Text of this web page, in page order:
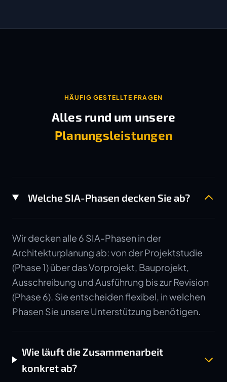
HÄUFIG GESTELLTE FRAGEN
Alles rund um unsere
Planungsleistungen
Welche SIA-Phasen decken Sie ab?
Wir decken alle 6 SIA-Phasen in der
Architekturplanung ab: von der Projektstudie
(Phase 1) über das Vorprojekt, Bauprojekt,
Ausschreibung und Ausführung bis zur Revision
(Phase 6). Sie entscheiden flexibel, in welchen
Phasen Sie unsere Unterstützung benötigen.
Wie läuft die Zusammenarbeit
konkret ab?